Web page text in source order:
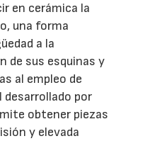
en cerámica la
una forma
a la
de sus esquinas y
al empleo de
desarrollado por
obtener piezas
y elevada